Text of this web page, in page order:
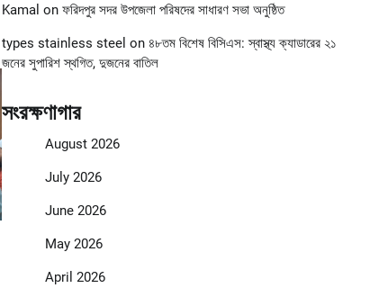
Kamal on ফরিদপুর সদর উপজেলা পরিষদের সাধারণ সভা অনুষ্ঠিত
types stainless steel on ৪৮তম বিশেষ বিসিএস: স্বাস্থ্য ক্যাডারের ২১
জনের সুপারিশ স্থগিত, দুজনের বাতিল
সংরক্ষণাগার
August 2026
July 2026
June 2026
May 2026
April 2026